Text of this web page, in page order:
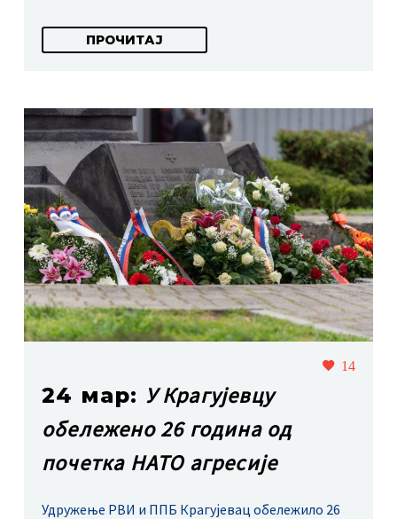
ПРОЧИТАЈ
14
24 мар: У Крагујевцу
обележено 26 година од
почетка НАТО агресије
Удружење РВИ и ППБ Крагујевац обележило 26